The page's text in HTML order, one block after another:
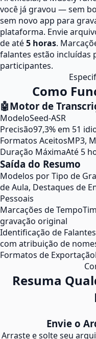
você já gravou — sem
sem novo app para
plataforma. Envie
de até5 horas.
falantes estão incluídas
participantes.
Como
🤖Motor de
ModeloSeed-ASR
Precisão97,3% em 51
Formatos AceitosMP3,
Duração MáximaAté 5
Saída do Resumo
Modelos por Tipo de
de Aula, Destaques de
Pessoais
Marcações de Tempo
gravação original
Identificação de Falantes
com atribuição de
Formatos de Exportação
Resuma
Envie o
Arraste e solte seu